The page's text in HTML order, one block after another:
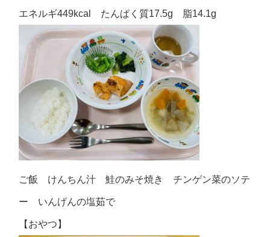
エネルギ449kcal たんぱく質17.5g 脂14.1g
ご飯 けんちん汁 鮭のみそ焼き チンゲン菜のソテ
ー いんげんの塩茹で
【おやつ】